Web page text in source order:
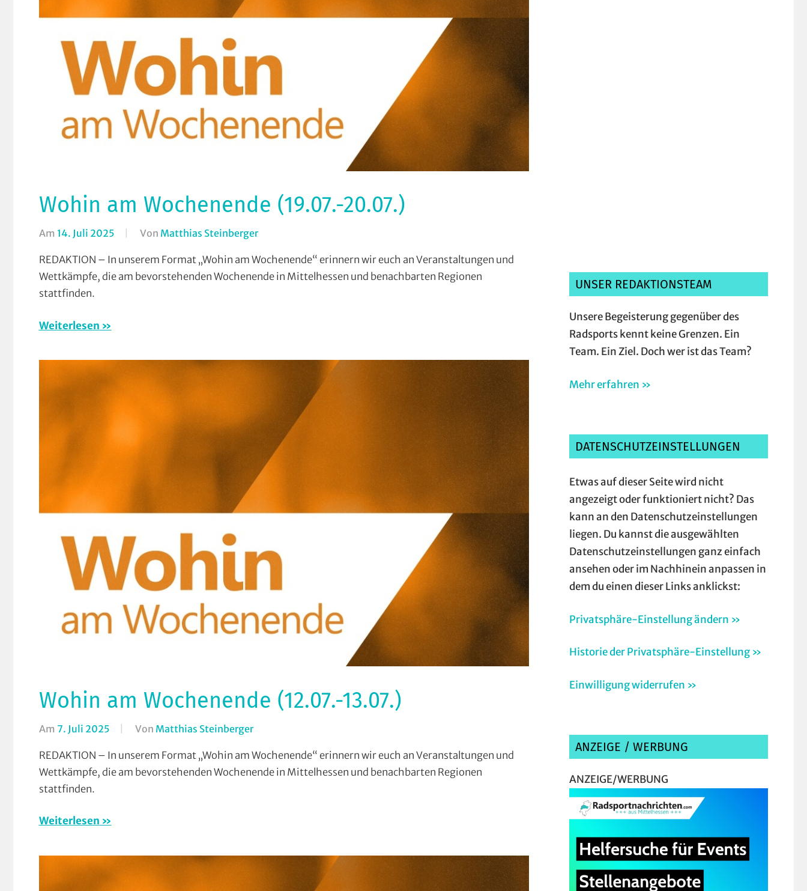
Wohin am Wochenende (19.07.-20.07.)
Am 14. Juli 2025 Von Matthias SteinbergerIn
Wohin
am
REDAKTION – In unserem Format „Wohin am Wochenende“ erinnern wir euch an Veranstaltungen und
Wettkämpfe, die am bevorstehenden Wochenende in Mittelhessen und benachbarten Regionen
stattfinden.
Weiterlesen
Wohin am Wochenende (12.07.-13.07.)
Am 7. Juli 2025 Von Matthias SteinbergerIn
Wohin
am
REDAKTION – In unserem Format „Wohin am Wochenende“ erinnern wir euch an Veranstaltungen und
Wettkämpfe, die am bevorstehenden Wochenende in Mittelhessen und benachbarten Regionen
stattfinden.
Weiterlesen
UNSER REDAKTIONSTEAM
Unsere Begeisterung gegenüber des
Radsports kennt keine Grenzen. Ein
Team. Ein Ziel. Doch wer ist das Team?
Mehr erfahren »
DATENSCHUTZEINSTELLUNGEN
Etwas auf dieser Seite wird nicht
angezeigt oder funktioniert nicht? Das
kann an den Datenschutzeinstellungen
liegen. Du kannst die ausgewählten
Datenschutzeinstellungen ganz einfach
ansehen oder im Nachhinein anpassen in
dem du einen dieser Links anklickst:
Privatsphäre-Einstellung ändern »
Historie der Privatsphäre-Einstellung »
Einwilligung widerrufen »
ANZEIGE / WERBUNG
ANZEIGE/WERBUNG